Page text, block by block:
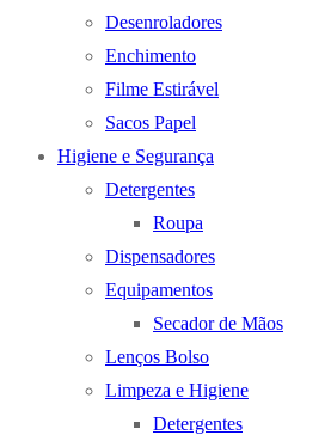
Desenroladores
Enchimento
Filme Estirável
Sacos Papel
Higiene e Segurança
Detergentes
Roupa
Dispensadores
Equipamentos
Secador de Mãos
Lenços Bolso
Limpeza e Higiene
Detergentes